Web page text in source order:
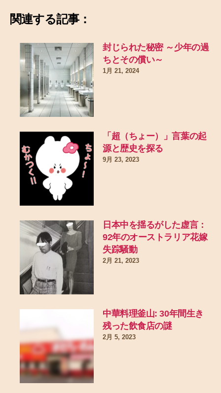
関連する記事：
封じられた秘密 ～少年の過
ちとその償い～
1月 21, 2024
「超（ちょー）」言葉の起
源と歴史を探る
9月 23, 2023
日本中を揺るがした虚言：
92年のオーストラリア花嫁
失踪騒動
2月 21, 2023
中華料理釜山: 30年間生き
残った飲食店の謎
2月 5, 2023